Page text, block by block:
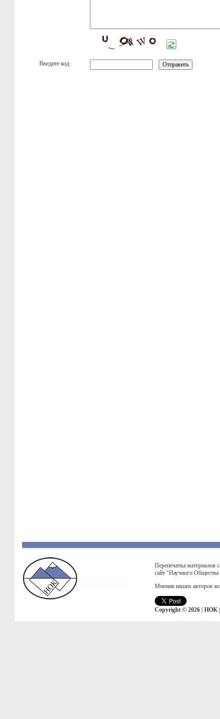
Введите код:
Перепечатка материалов
сайт "Научного
Мнения наших авторов
Copyright © 2026 | НОК